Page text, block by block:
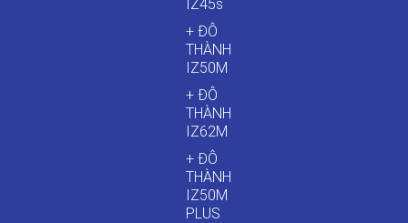
IZ45s
+ ĐÔ
THÀNH
IZ50M
+ ĐÔ
THÀNH
IZ62M
+ ĐÔ
THÀNH
IZ50M
PLUS